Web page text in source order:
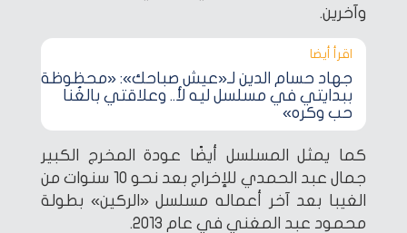
وآخرين.
اقرأ أيضا‎
جهاد حسام الدين لـ«عيش صباحك»: «محظوظة
ببدايتي في مسلسل ليه لأ.. وعلاقتي بالغُنا
حب وكره»
كما يمثل المسلسل أيضًا عودة المخرج الكبير
جمال عبد الحمدي للإخراج بعد نحو 10 سنوات من
الغيبا بعد آخر أعماله مسلسل «الركين» بطولة
محمود عبد المغني في عام 2013.